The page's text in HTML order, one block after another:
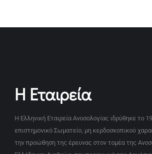
Η Εταιρεία
Η Ελληνική Εταιρεία Ανοσολογίας ιδρύθηκε το
επιστημονικό Σωματείο, μη κερδοσκοπικού
την προώθηση της έρευνας στον τομέα της